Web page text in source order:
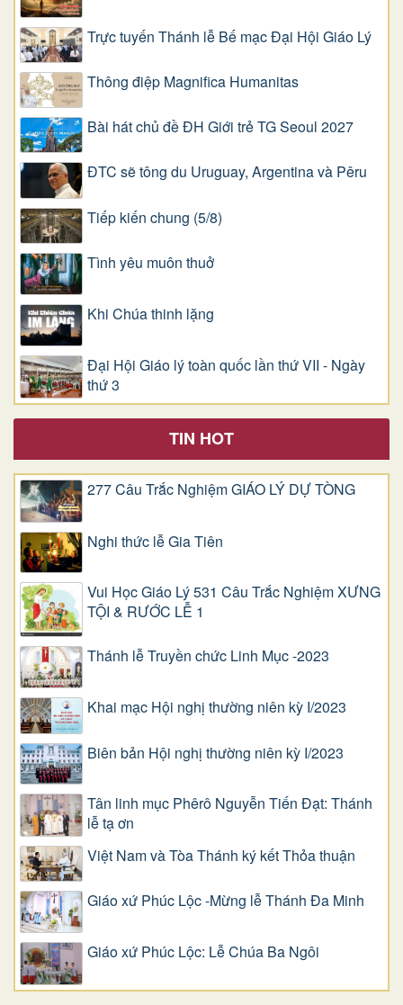
Trực tuyến Thánh lễ Bế mạc Đại Hội Giáo Lý
Thông điệp Magnifica Humanitas
Bài hát chủ đề ĐH Giới trẻ TG Seoul 2027
ĐTC sẽ tông du Uruguay, Argentina và Pêru
Tiếp kiến chung (5/8)
Tình yêu muôn thuở
Khi Chúa thinh lặng
Đại Hội Giáo lý toàn quốc lần thứ VII - Ngày
thứ 3
TIN HOT
277 Câu Trắc Nghiệm GIÁO LÝ DỰ TÒNG
Nghi thức lễ Gia Tiên
Vui Học Giáo Lý 531 Câu Trắc Nghiệm XƯNG
TỘI & RƯỚC LỄ 1
Thánh lễ Truyền chức Linh Mục -2023
Khai mạc Hội nghị thường niên kỳ I/2023
Biên bản Hội nghị thường niên kỳ I/2023
Tân linh mục Phêrô Nguyễn Tiến Đạt: Thánh
lễ tạ ơn
Việt Nam và Tòa Thánh ký kết Thỏa thuận
Giáo xứ Phúc Lộc -Mừng lễ Thánh Đa Minh
Giáo xứ Phúc Lộc: Lễ Chúa Ba Ngôi